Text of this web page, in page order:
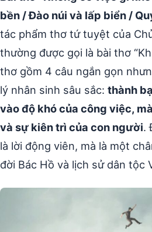
bền / Đào núi và lấp biển /
tác phẩm thơ tứ tuyệt của
thường được gọi là bài thơ
thơ gồm 4 câu ngắn gọn
lý nhân sinh sâu sắc: thành
vào độ khó của công việc,
và sự kiên trì của con người.
là lời động viên, mà là một
đời Bác Hồ và lịch sử dân tộc